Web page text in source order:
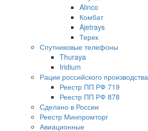
Alinco
Комбат
Ajetrays
Терек
Спутниковые телефоны
Thuraya
Iridium
Рации российского производства
Реестр ПП РФ 719
Реестр ПП РФ 878
Сделано в России
Реестр Минпромторг
Авиационные